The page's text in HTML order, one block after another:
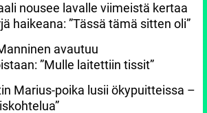
nousee lavalle viimeistä kertaa
haikeana: ”Tässä tämä sitten oli”
avautuu
”Mulle laitettiin tissit”
Marius-poika lusii ökypuitteissa –